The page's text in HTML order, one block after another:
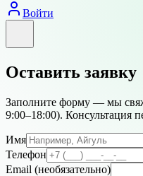
Войти
Оставить заявку
Заполните форму — мы
9:00–18:00). Консультация
Имя
Телефон
Email (необязательно)